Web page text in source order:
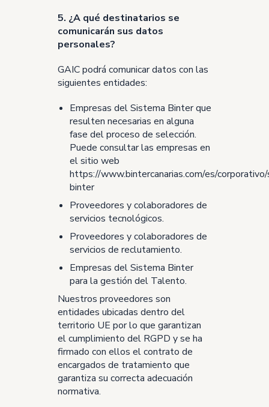
5. ¿A qué destinatarios se
comunicarán sus datos
personales?
GAIC podrá comunicar datos con las
siguientes entidades:
Empresas del Sistema Binter que
resulten necesarias en alguna
fase del proceso de selección.
Puede consultar las empresas en
el sitio web
https://www.bintercanarias.com/es/
binter
Proveedores y colaboradores de
servicios tecnológicos.
Proveedores y colaboradores de
servicios de reclutamiento.
Empresas del Sistema Binter
para la gestión del Talento.
Nuestros proveedores son
entidades ubicadas dentro del
territorio UE por lo que garantizan
el cumplimiento del RGPD y se ha
firmado con ellos el contrato de
encargados de tratamiento que
garantiza su correcta adecuación
normativa.